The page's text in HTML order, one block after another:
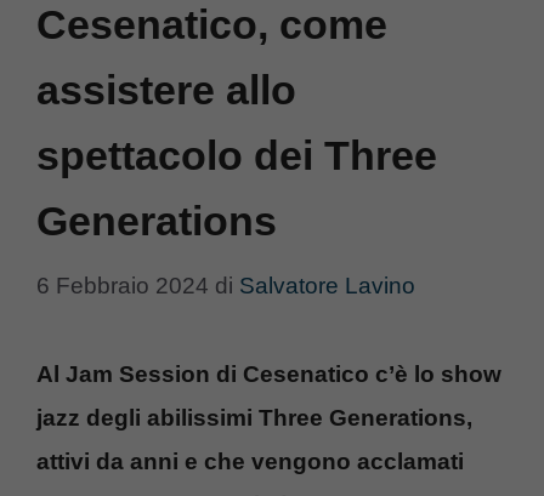
Cesenatico, come
assistere allo
spettacolo dei Three
Generations
6 Febbraio 2024 di Salvatore Lavino
Al Jam Session di Cesenatico c’è lo show
jazz degli abilissimi Three Generations,
attivi da anni e che vengono acclamati